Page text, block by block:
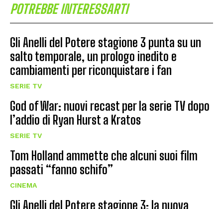
POTREBBE INTERESSARTI
Gli Anelli del Potere stagione 3 punta su un
salto temporale, un prologo inedito e
cambiamenti per riconquistare i fan
SERIE TV
God of War: nuovi recast per la serie TV dopo
l’addio di Ryan Hurst a Kratos
SERIE TV
Tom Holland ammette che alcuni suoi film
passati “fanno schifo”
CINEMA
Gli Anelli del Potere stagione 3: la nuova